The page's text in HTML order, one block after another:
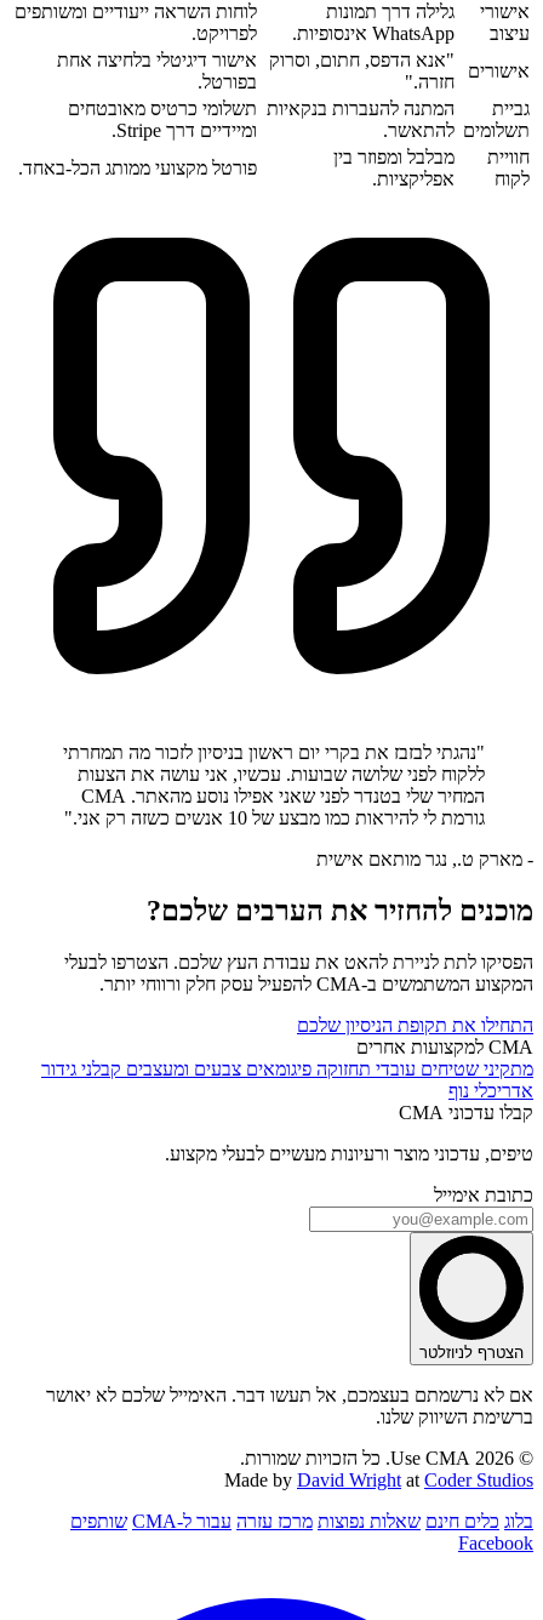
אישורי
עיצוב
גלילה דרך תמונות
WhatsApp אינסופיות.
לוחות השראה ייעודיים ומשותפים
לפרויקט.
אישורים
"אנא הדפס, חתום, וסרוק
חזרה."
אישור דיגיטלי בלחיצה אחת
בפורטל.
גביית
תשלומים
המתנה להעברות בנקאיות
להתאשר.
תשלומי כרטיס מאובטחים
ומיידיים דרך Stripe.
חוויית
לקוח
מבלבל ומפוזר בין
אפליקציות.
פורטל מקצועי ממותג הכל-באחד.
"נהגתי לבזבז את בקרי יום ראשון בניסיון לזכור מה תמחרתי
ללקוח לפני שלושה שבועות. עכשיו, אני עושה את הצעות
המחיר שלי בטנדר לפני שאני אפילו נוסע מהאתר. CMA
גורמת לי להיראות כמו מבצע של 10 אנשים כשזה רק אני."
- מארק ט., נגר מותאם אישית
מוכנים להחזיר את הערבים שלכם?
הפסיקו לתת לניירת להאט את עבודת העץ שלכם. הצטרפו לבעלי
המקצוע המשתמשים ב-CMA להפעיל עסק חלק ורווחי יותר.
התחילו את תקופת הניסיון שלכם
CMA למקצועות אחרים
מתקיני שטיחים עובדי תחזוקה פיגומאים צבעים ומעצבים קבלני גידור
אדריכלי נוף
קבלו עדכוני CMA
טיפים, עדכוני מוצר ורעיונות מעשיים לבעלי מקצוע.
כתובת אימייל
הצטרף לניוזלטר
אם לא נרשמתם בעצמכם, אל תעשו דבר. האימייל שלכם לא יאושר
ברשימת השיווק שלנו.
© 2026 Use CMA. כל הזכויות שמורות.
Made by David Wright at Coder Studios
בלוג כלים חינם שאלות נפוצות מרכז עזרה עבור ל-CMA
שותפים
Facebook